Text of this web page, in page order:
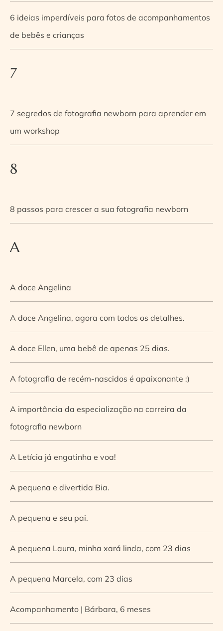
6 ideias imperdíveis para fotos de acompanhamentos
de bebês e crianças
7
7 segredos de fotografia newborn para aprender em
um workshop
8
8 passos para crescer a sua fotografia newborn
A
A doce Angelina
A doce Angelina, agora com todos os detalhes.
A doce Ellen, uma bebê de apenas 25 dias.
A fotografia de recém-nascidos é apaixonante :)
A importância da especialização na carreira da
fotografia newborn
A Letícia já engatinha e voa!
A pequena e divertida Bia.
A pequena e seu pai.
A pequena Laura, minha xará linda, com 23 dias
A pequena Marcela, com 23 dias
Acompanhamento | Bárbara, 6 meses